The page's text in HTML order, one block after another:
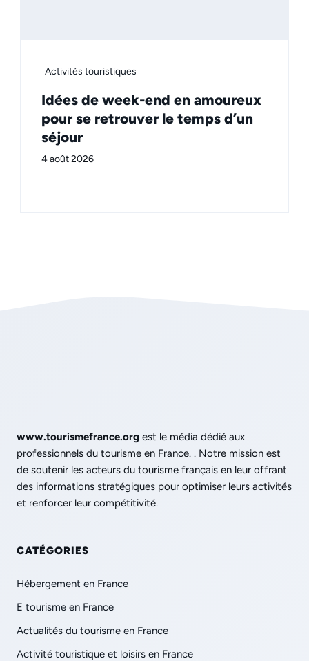
Activités touristiques
Idées de week-end en amoureux
pour se retrouver le temps d’un
séjour
4 août 2026
www.tourismefrance.org est le média dédié aux
professionnels du tourisme en France. . Notre mission est
de soutenir les acteurs du tourisme français en leur offrant
des informations stratégiques pour optimiser leurs activités
et renforcer leur compétitivité.
CATÉGORIES
Hébergement en France
E tourisme en France
Actualités du tourisme en France
Activité touristique et loisirs en France